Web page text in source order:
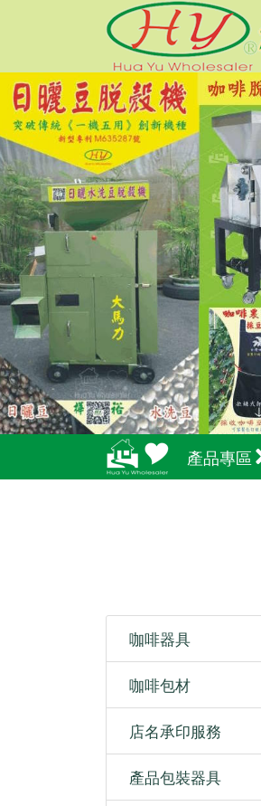
產品專區
咖啡器具
咖啡包材
店名承印服務
產品包裝器具